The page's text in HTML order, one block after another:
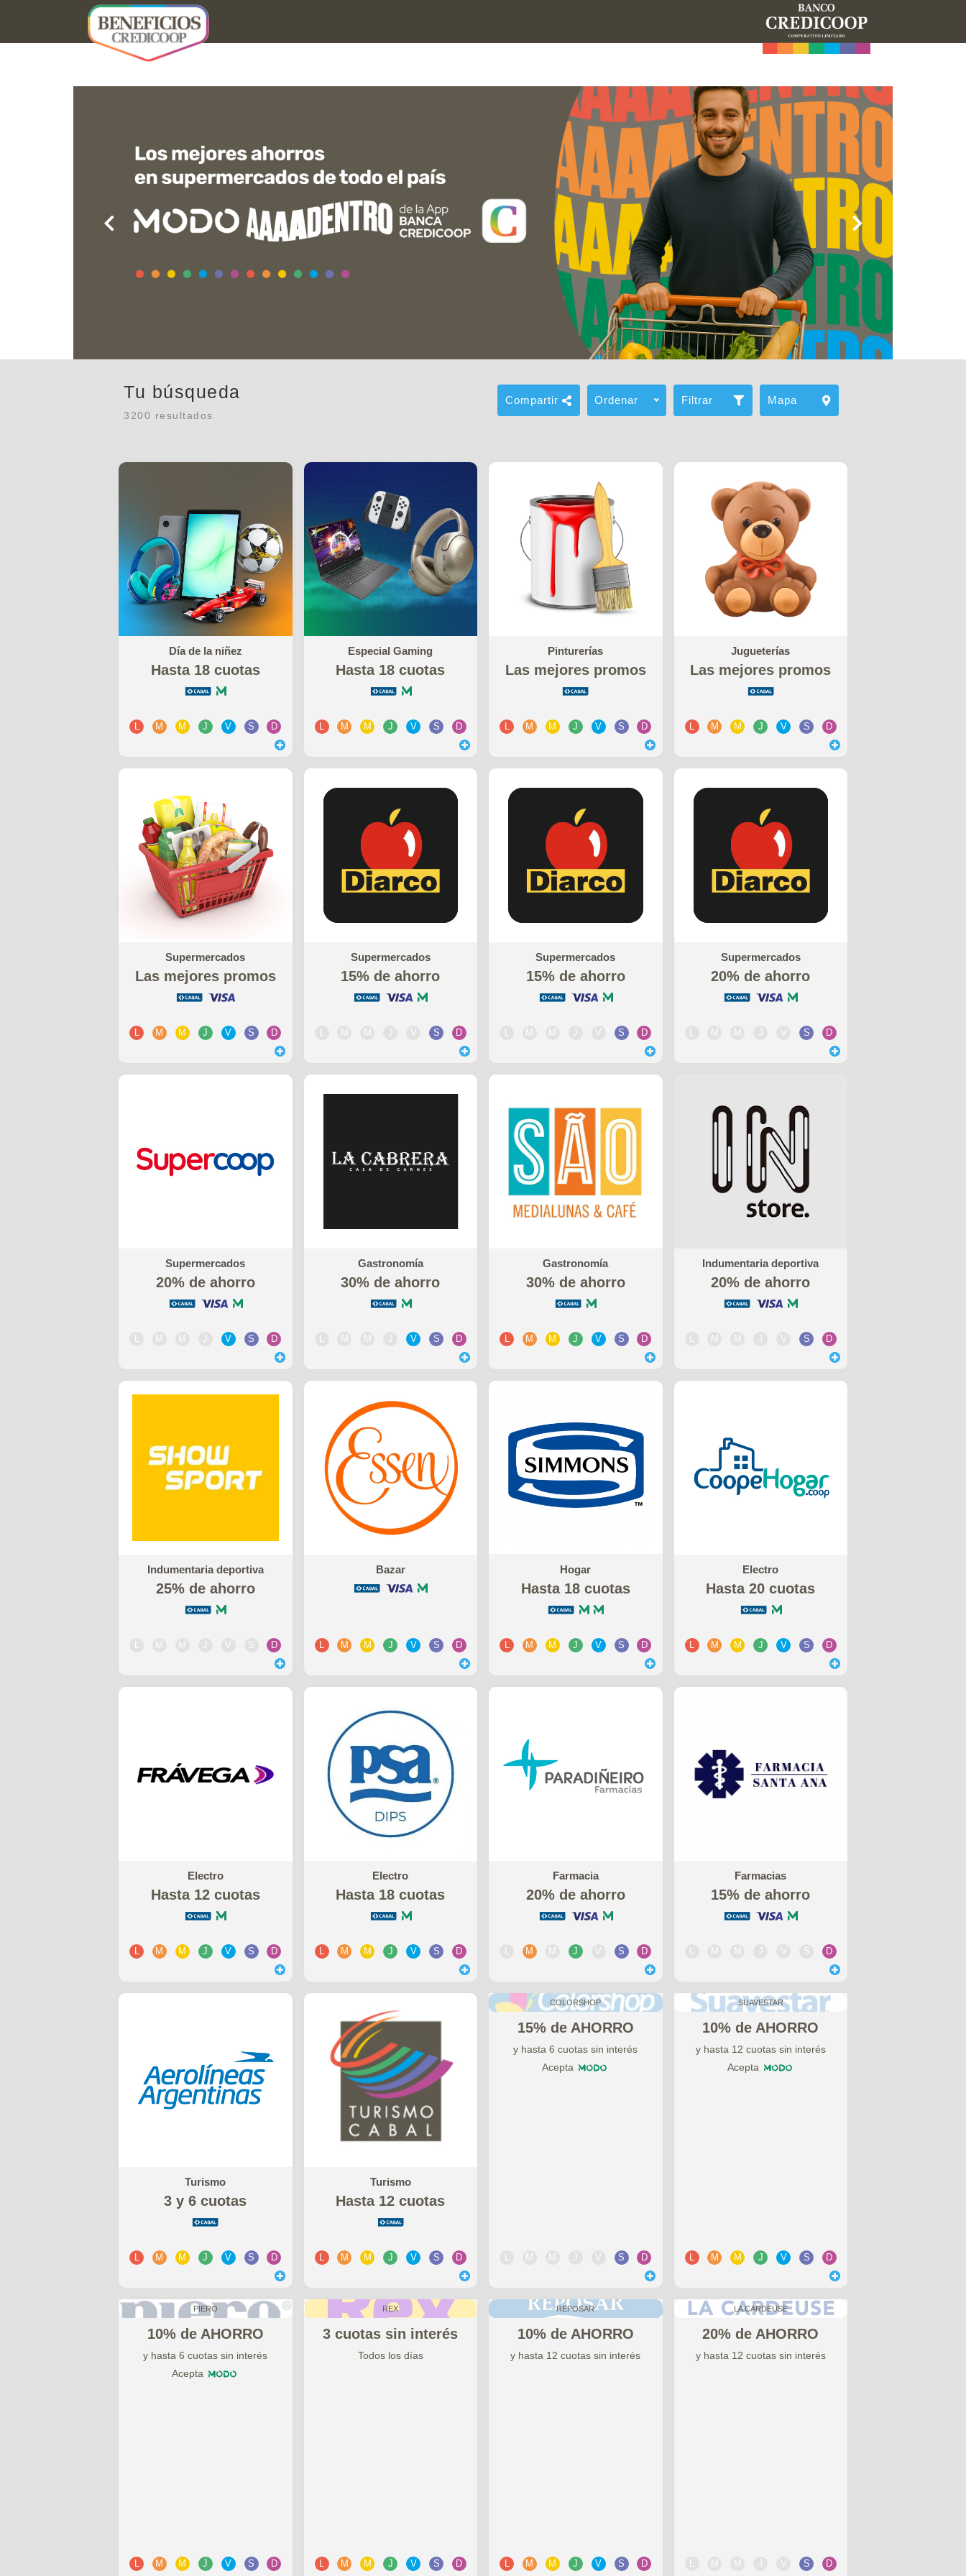
Tu búsqueda
3200 resultados
Compartir Ordenar Filtrar Mapa
Día de la niñez
Hasta 18 cuotas
L M M J V S D
Especial Gaming
Hasta 18 cuotas
L M M J V S D
Pinturerías
Las mejores promos
L M M J V S D
Jugueterías
Las mejores promos
L M M J V S D
Supermercados
Las mejores promos
L M M J V S D
Supermercados
15% de ahorro
L M M J V S D
Supermercados
15% de ahorro
L M M J V S D
Supermercados
20% de ahorro
L M M J V S D
Supermercados
20% de ahorro
L M M J V S D
Gastronomía
30% de ahorro
L M M J V S D
Gastronomía
30% de ahorro
L M M J V S D
Indumentaria deportiva
20% de ahorro
L M M J V S D
Indumentaria deportiva
25% de ahorro
L M M J V S D
Bazar
L M M J V S D
Hogar
Hasta 18 cuotas
L M M J V S D
Electro
Hasta 20 cuotas
L M M J V S D
Electro
Hasta 12 cuotas
L M M J V S D
Electro
Hasta 18 cuotas
L M M J V S D
Farmacia
20% de ahorro
L M M J V S D
Farmacias
15% de ahorro
L M M J V S D
Turismo
3 y 6 cuotas
L M M J V S D
Turismo
Hasta 12 cuotas
L M M J V S D
COLORSHOP
15% de AHORRO
y hasta 6 cuotas sin interés
Acepta
L M M J V S D
SUAVESTAR
10% de AHORRO
y hasta 12 cuotas sin interés
Acepta
L M M J V S D
PIERO
10% de AHORRO
y hasta 6 cuotas sin interés
Acepta
L M M J V S D
REX
3 cuotas sin interés
Todos los días
L M M J V S D
REPOSAR
10% de AHORRO
y hasta 12 cuotas sin interés
L M M J V S D
LA CARDEUSE
20% de AHORRO
y hasta 12 cuotas sin interés
L M M J V S D